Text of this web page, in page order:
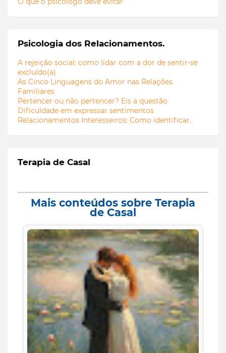
Psicologia dos Relacionamentos.
A rejeição social: como lidar com a dor de sentir-se
excluído(a)
As Cinco Linguagens do Amor nas Relações
Familiares
Pertencer ou não pertencer? Eis a questão
Dificuldade em expressar sentimentos
Relacionamentos Interesseiros: Como identificar.
Terapia de Casal
Mais conteúdos sobre Terapia
de Casal